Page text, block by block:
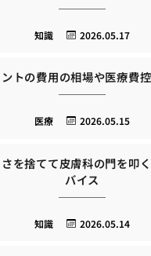
2026.05.17
知識
トの費用の相場や医療費
2026.05.15
医療
を捨てて皮膚科の門を叩
バイス
2026.05.14
知識